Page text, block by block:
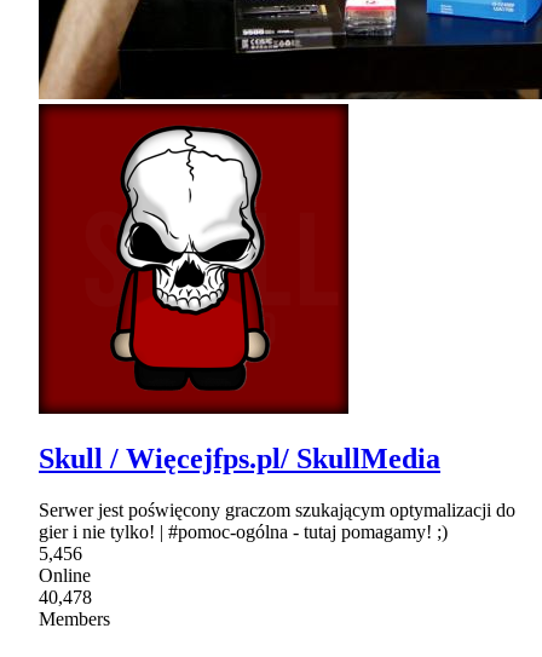
Skull / Więcejfps.pl/ SkullMedia
Serwer jest poświęcony graczom szukającym optymalizacji do
gier i nie tylko! | #pomoc-ogólna - tutaj pomagamy! ;)
5,456
Online
40,478
Members